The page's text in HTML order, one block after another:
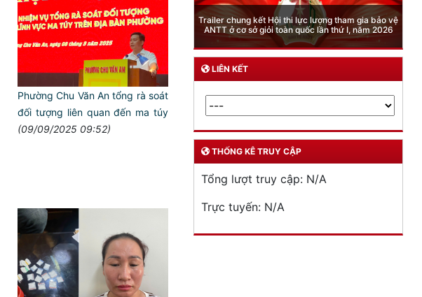
Phường Chu Văn An tổng rà soát
đối tượng liên quan đến ma túy
(09/09/2025 09:52)
Phòng Quản lý xuất nhập cảnh: Hướng dẫn những
quy định mới trong lĩnh vực xuất cảnh, nhập cảnh
của công dân việt nam từ ngày 01/7/2026
LIÊN KẾT
THỐNG KÊ TRUY CẬP
Tổng lượt truy cập: N/A
Trực tuyến: N/A